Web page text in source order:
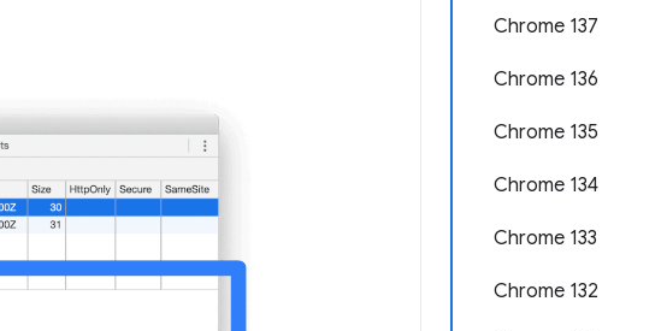
Chrome 137
Chrome 136
Chrome 135
Chrome 134
Chrome 133
Chrome 132